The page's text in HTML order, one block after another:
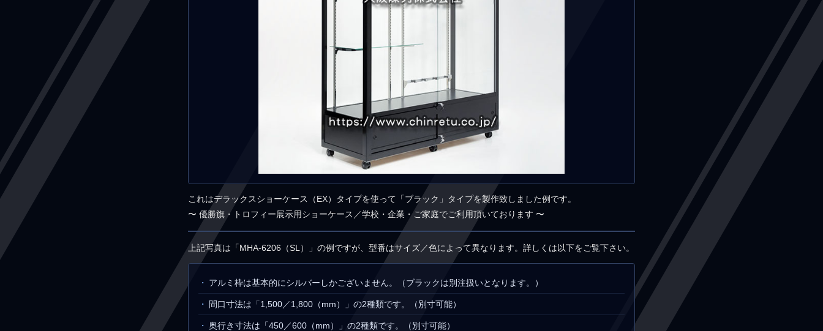
これはデラックスショーケース（EX）タイプを使って「ブラック」タイプを製作致しました例です。
〜 優勝旗・トロフィー展示用ショーケース／学校・企業・ご家庭でご利用頂いております 〜
上記写真は「MHA-6206（SL）」の例ですが、型番はサイズ／色によって異なります。詳しくは以下をご覧下さい。
アルミ枠は基本的にシルバーしかございません。（ブラックは別注扱いとなります。）
間口寸法は「1,500／1,800（mm）」の2種類です。（別寸可能）
奥行き寸法は「450／600（mm）」の2種類です。（別寸可能）